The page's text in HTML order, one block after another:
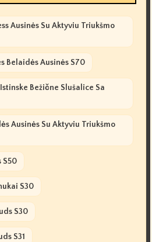
Ausinės Su Aktyviu Triukšmo
Belaidės Ausinės S70
Bežične Slušalice Sa
Ausinės Su Aktyviu Triukšmo
S50
S30
S30
S31